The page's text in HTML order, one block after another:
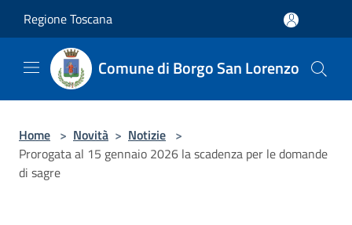
Regione Toscana
Comune di Borgo San Lorenzo
Home > Novità > Notizie >
Prorogata al 15 gennaio 2026 la scadenza per le domande
di sagre